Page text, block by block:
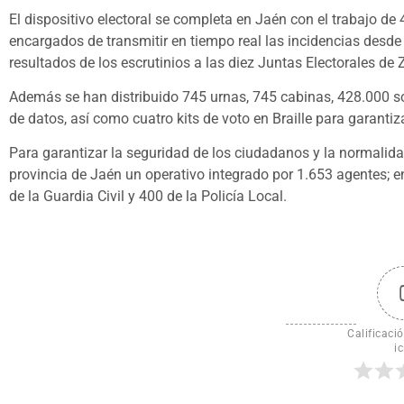
El dispositivo electoral se completa en Jaén con el trabajo
encargados de transmitir en tiempo real las incidencias
resultados de los escrutinios a las diez Juntas Electorales de
Además se han distribuido 745 urnas, 745 cabinas, 428.000
de datos, así como cuatro kits de voto en Braille para
Para garantizar la seguridad de los ciudadanos y la
provincia de Jaén un operativo integrado por 1.653 agentes;
de la Guardia Civil y 400 de la Policía Local.